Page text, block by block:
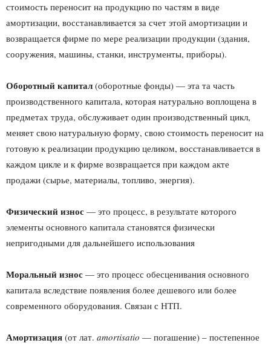
стоимость переносит на продукцию по частям в виде
амортизации, восстанавливается за счет этой амортизации и
возвращается фирме по мере реализации продукции (здания,
сооружения, машины, станки, инструменты, приборы).
Оборотный капитал (оборотные фонды) — эта та часть
производственного капитала, которая натурально воплощена в
предметах труда, обслуживает один производственный цикл,
меняет свою натуральную форму, свою стоимость переносит на
готовую к реализации продукцию целиком, восстанавливается в
каждом цикле и к фирме возвращается при каждом акте
продажи (сырье, материалы, топливо, энергия).
Физический износ — это процесс, в результате которого
элементы основного капитала становятся физически
непригодными для дальнейшего использования
Моральный износ — это процесс обесценивания основного
капитала вследствие появления более дешевого или более
современного оборудования. Связан с НТП.
Амортизация (от лат. amortisatio — погашение) – постепенное